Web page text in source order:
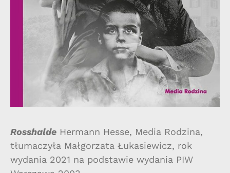
Rosshalde Hermann Hesse, Media Rodzina,
tłumaczyła Małgorzata Łukasiewicz, rok
wydania 2021 na podstawie wydania PIW